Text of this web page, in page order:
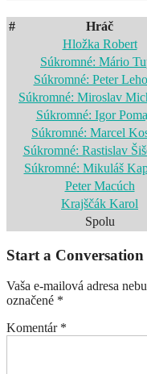
# Hráč
Hložka Robert
Súkromné: Mário
Súkromné: Peter
Súkromné: Miroslav
Súkromné: Igor
Súkromné: Marcel
Súkromné: Rastislav
Súkromné: Mikuláš
Peter Macúch
Krajščák Karol
Spolu
Start a Conversation
Vaša e-mailová adresa
označené *
Komentár *